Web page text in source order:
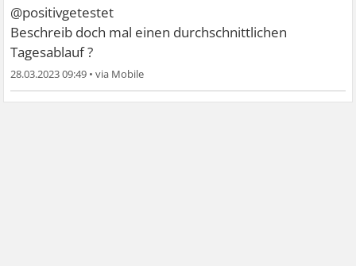
@positivgetestet
Beschreib doch mal einen durchschnittlichen
Tagesablauf ?
28.03.2023 09:49 •